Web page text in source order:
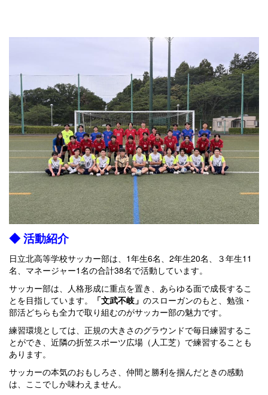
◆ 活動紹介
日立北高等学校サッカー部は、1年生6名、2年生20名、３年生11
名、マネージャー1名の合計38名で活動しています。
サッカー部は、人格形成に重点を置き、あらゆる面で成長するこ
とを目指しています。
「文武不岐」 のスローガンのもと、勉強・
部活どちらも全力で取り組むのがサッカー部の魅力です。
練習環境としては、正規の大きさのグラウンドで毎日練習するこ
とができ、近隣の折笠スポーツ広場（人工芝）で練習することも
あります。
サッカーの本気のおもしろさ、仲間と勝利を掴んだときの感動
は、ここでしか味わえません。